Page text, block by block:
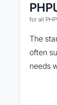
for all
The
often
needs